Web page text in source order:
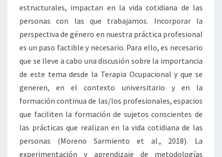
estructurales, impactan en la vida cotidiana de las
personas con las que trabajamos. Incorporar la
perspectiva de género en nuestra práctica profesional
es un paso factible y necesario. Para ello, es necesario
que se lleve a cabo una discusión sobre la importancia
de este tema desde la Terapia Ocupacional y que se
generen, en el contexto universitario y en la
formación continua de las/los profesionales, espacios
que faciliten la formación de sujetos conscientes de
las prácticas que realizan en la vida cotidiana de las
personas (Moreno Sarmiento et al., 2018). La
experimentación y aprendizaje de metodologías